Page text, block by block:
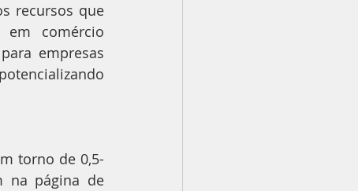
recursos que
em comércio
empresas
torno de 0,5-
na página de